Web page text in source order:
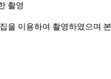
촬영
을 이용하여 촬영하였으며